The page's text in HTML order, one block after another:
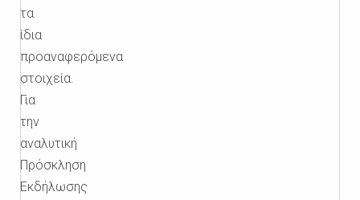
τα
ίδια
προαναφερόμενα
στοιχεία.
Για
την
αναλυτική
Πρόσκληση
Εκδήλωσης